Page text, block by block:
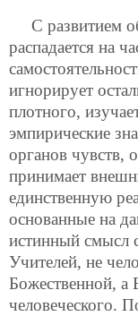
С развитием
распадается на
игнорирует
плотного,
эмпирические
органов чувств,
принимает
единственную
основанные на
истинный смысл
Учителей, не
Божественной, а
человеческого.